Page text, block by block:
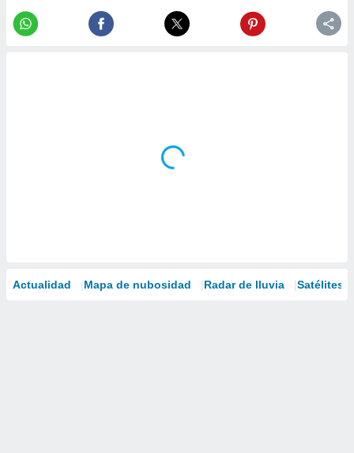
Actualidad Mapa de nubosidad Radar de lluvia Satélites